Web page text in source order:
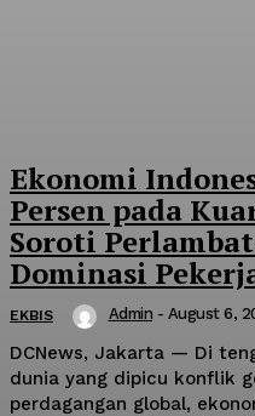
Ekonomi
Persen pada
Soroti
Dominasi
EKBIS Admin - August 6,
DCNews, Jakarta — Di
dunia yang dipicu konflik
perdagangan global,